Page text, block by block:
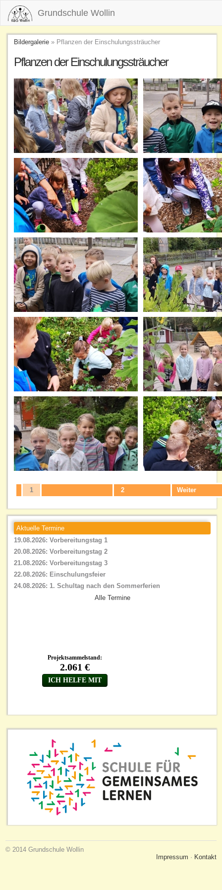
Grundschule Wollin
Bildergalerie » Pflanzen der Einschulungssträucher
Pflanzen der Einschulungssträucher
1 2 Weiter
Aktuelle Termine
19.08.2026: Vorbereitungstag 1
20.08.2026: Vorbereitungstag 2
21.08.2026: Vorbereitungstag 3
22.08.2026: Einschulungsfeier
24.08.2026: 1. Schultag nach den Sommerferien
Alle Termine
© 2014 Grundschule Wollin
Impressum · Kontakt